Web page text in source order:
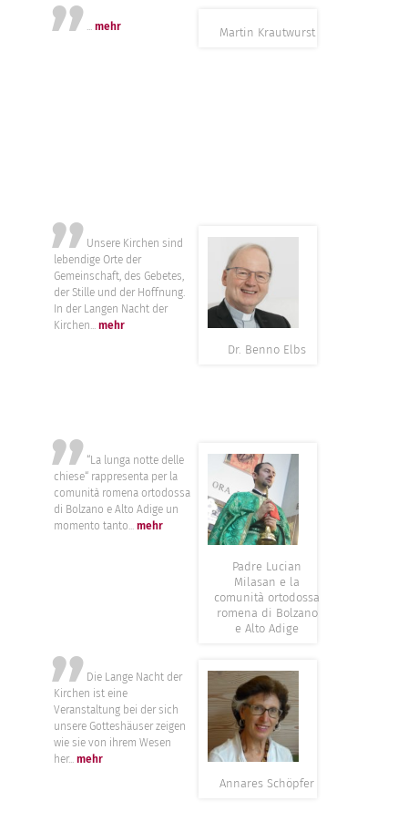
”
...mehr Martin Krautwurst
”
Unsere Kirchen sind
lebendige Orte der
Gemeinschaft, des Gebetes,
der Stille und der Hoffnung.
In der Langen Nacht der
Kirchen...mehr
Dr. Benno Elbs
”
“La lunga notte delle
chiese“ rappresenta per la
comunità romena ortodossa
di Bolzano e Alto Adige un
momento tanto...mehr
Padre Lucian
Milasan e la
comunità ortodossa
romena di Bolzano
e Alto Adige
”
Die Lange Nacht der
Kirchen ist eine
Veranstaltung bei der sich
unsere Gotteshäuser zeigen
wie sie von ihrem Wesen
her...mehr
Annares Schöpfer